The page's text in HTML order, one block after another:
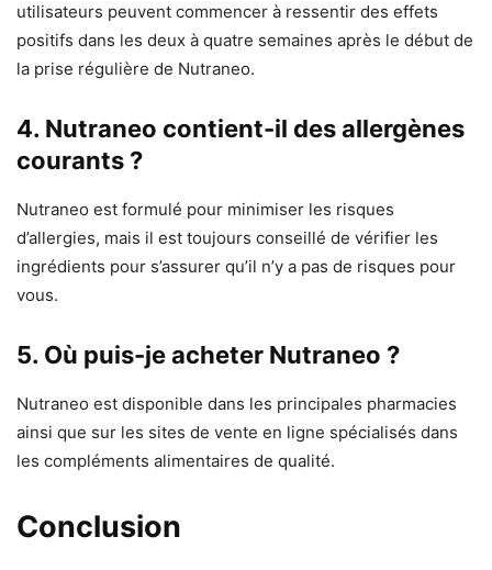
utilisateurs peuvent commencer à ressentir des effets
positifs dans les deux à quatre semaines après le début de
la prise régulière de Nutraneo.
4. Nutraneo contient-il des allergènes
courants ?
Nutraneo est formulé pour minimiser les risques
d’allergies, mais il est toujours conseillé de vérifier les
ingrédients pour s’assurer qu’il n’y a pas de risques pour
vous.
5. Où puis-je acheter Nutraneo ?
Nutraneo est disponible dans les principales pharmacies
ainsi que sur les sites de vente en ligne spécialisés dans
les compléments alimentaires de qualité.
Conclusion